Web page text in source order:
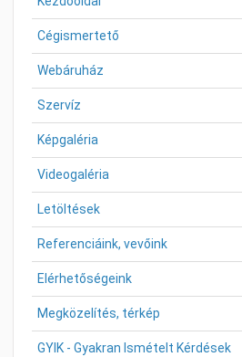
Cégismertető
Webáruház
Szervíz
Képgaléria
Videogaléria
Letöltések
Referenciáink, vevőink
Elérhetőségeink
Megközelítés, térkép
GYIK - Gyakran Ismételt Kérdések